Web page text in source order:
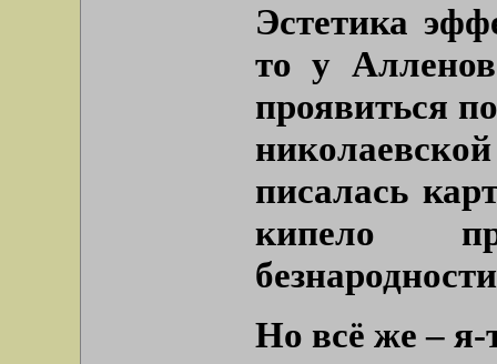
Эстетика
то у
проявиться
писалась
кипело
Но всё же –